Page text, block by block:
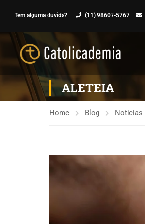
Tem alguma duvida? (11) 98607-5767
ALETEIA
Home Blog Noticias